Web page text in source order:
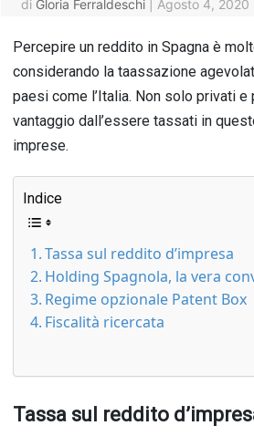
di Gloria Ferraldeschi Agosto 4, 2020
Percepire un reddito in Spagna è
considerando la taassazione
paesi come l’Italia. Non solo privati
vantaggio dall’essere tassati in
imprese.
Indice
Tassa sul reddito d’impresa
Holding Spagnola, la vera
Regime opzionale Patent Box
Fiscalità ricercata
Tassa sul reddito